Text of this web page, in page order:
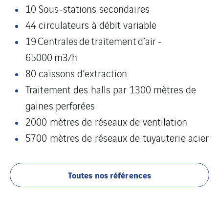
10 Sous‐stations secondaires
44 circulateurs à débit variable
19 Centrales de traitement d’air ‐
65000 m3/h
80 caissons d’extraction
Traitement des halls par 1300 mètres de
gaines perforées
2000 mètres de réseaux de ventilation
5700 mètres de réseaux de tuyauterie acier
Toutes nos références